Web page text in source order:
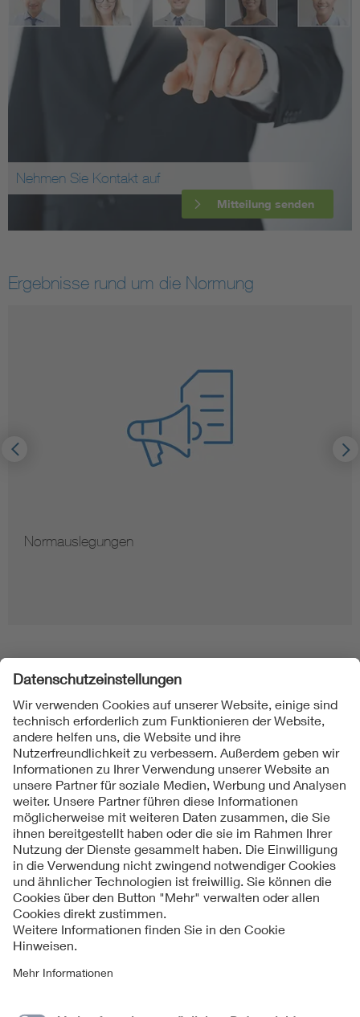
Nehmen Sie Kontakt auf
Mitteilung senden
Ergebnisse rund um die Normung
Normauslegungen
Folgen Sie uns
Kontakt
Impressum
Datenschutzinformationen
Cookie Hinweise
Compliance